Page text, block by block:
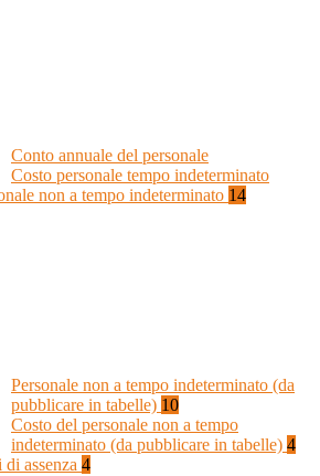
Conto annuale del personale
Costo personale tempo indeterminato
non a tempo indeterminato 14
Personale non a tempo indeterminato (da
pubblicare in tabelle) 10
Costo del personale non a tempo
indeterminato (da pubblicare in tabelle) 4
di assenza 4